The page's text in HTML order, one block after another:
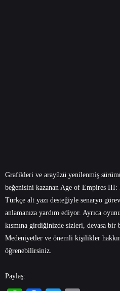
Grafikleri ve arayüzü yenilenmiş
beğenisini kazanan Age of Empires
Türkçe alt yazı desteğiyle senaryo
anlamanıza yardım ediyor. Ayrıca
kısmına girdiğinizde sizleri, devasa bir
Medeniyetler ve önemli kişilikler
öğrenebilirsiniz.
Paylaş: